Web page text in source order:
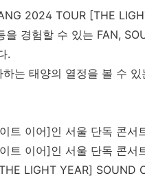
2024 TOUR [THE
을 경험할 수 있는 FAN,
.
는 태양의 열정을 볼 수
트 이어]인 서울 단독 콘서
트 이어]인 서울 단독 콘서
LIGHT YEAR] SOUND